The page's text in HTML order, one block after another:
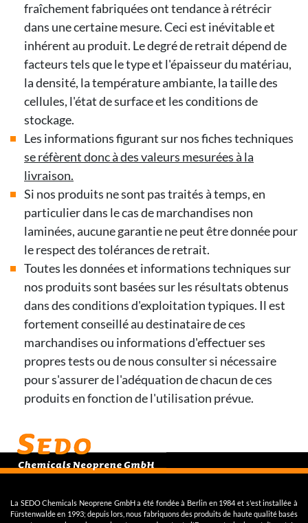
fraîchement fabriquées ont tendance à rétrécir
dans une certaine mesure. Ceci est inévitable et
inhérent au produit. Le degré de retrait dépend de
facteurs tels que le type et l'épaisseur du matériau,
la densité, la température ambiante, la taille des
cellules, l'état de surface et les conditions de
stockage.
Les informations figurant sur nos fiches techniques
se réfèrent donc à des valeurs mesurées à la
livraison.
Si nos produits ne sont pas traités à temps, en
particulier dans le cas de marchandises non
laminées, aucune garantie ne peut être donnée pour
le respect des tolérances de retrait.
Toutes les données et informations techniques sur
nos produits sont basées sur les résultats obtenus
dans des conditions d'exploitation typiques. Il est
fortement conseillé au destinataire de ces
marchandises ou informations d'effectuer ses
propres tests ou de nous consulter si nécessaire
pour s'assurer de l'adéquation de chacun de ces
produits en fonction de l'utilisation prévue.
La SEDO Chemicals Neoprene GmbH a été fondée à Berlin en 1984 et s'est installée à
Fürstenwalde en 1993; depuis lors, nous fabriquons des produits de haute qualité basés